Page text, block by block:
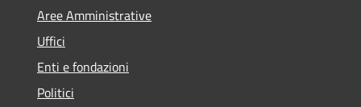
Aree Amministrative
Uffici
Enti e fondazioni
Politici